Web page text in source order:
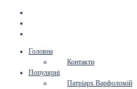
Головна
Контакти
Популярні
Патріарх Варфоломій